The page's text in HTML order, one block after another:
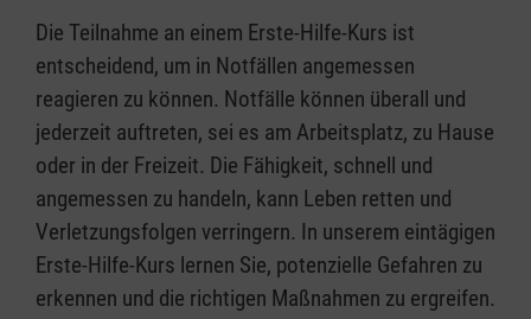
Die Teilnahme an einem Erste-Hilfe-Kurs ist
entscheidend, um in Notfällen angemessen
reagieren zu können. Notfälle können überall und
jederzeit auftreten, sei es am Arbeitsplatz, zu Hause
oder in der Freizeit. Die Fähigkeit, schnell und
angemessen zu handeln, kann Leben retten und
Verletzungsfolgen verringern. In unserem eintägigen
Erste-Hilfe-Kurs lernen Sie, potenzielle Gefahren zu
erkennen und die richtigen Maßnahmen zu ergreifen.